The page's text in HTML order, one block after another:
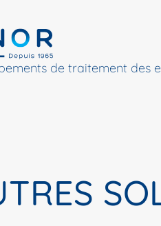
de traitement des